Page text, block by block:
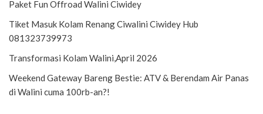
Paket Fun Offroad Walini Ciwidey
Tiket Masuk Kolam Renang Ciwalini Ciwidey Hub
081323739973
Transformasi Kolam Walini,April 2026
Weekend Gateway Bareng Bestie: ATV & Berendam Air Panas
di Walini cuma 100rb-an?!